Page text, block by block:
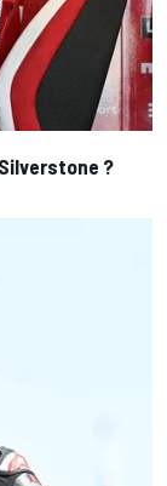
?